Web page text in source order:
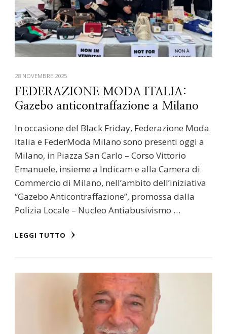
28 NOVEMBRE 2025
FEDERAZIONE MODA ITALIA:
Gazebo anticontraffazione a Milano
In occasione del Black Friday, Federazione Moda
Italia e FederModa Milano sono presenti oggi a
Milano, in Piazza San Carlo – Corso Vittorio
Emanuele, insieme a Indicam e alla Camera di
Commercio di Milano, nell’ambito dell’iniziativa
“Gazebo Anticontraffazione”, promossa dalla
Polizia Locale – Nucleo Antiabusivismo …
LEGGI TUTTO